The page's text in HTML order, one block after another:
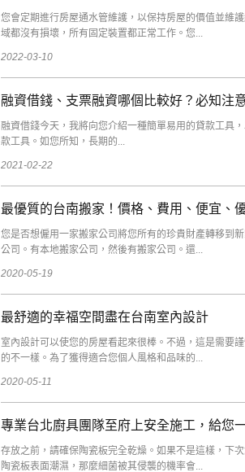
您會定期進行房屋通水管維護，以保持房屋的價值並維
域都沒有損壞，所有固定裝置都正常工作。您...
2022-03-10
融資借錢、支票融資哪個比較好？必知注
融資借錢今天，我將向您介紹一種簡單易用的貸款工具
款工具。如您所知，長期的...
2021-02-22
最優質的台南搬家！價格、費用、便宜、
您是否想僱用一家搬家公司將您所有的珍貴財產轉移到
公司。有本地搬家公司，然後有搬家公司。還...
2020-05-19
最舒適的幸福空間盡在台南室內設計
室內設計可以使您的房屋看起來很棒。不過，這是需要
的不一樣。為了獲得適合您個人風格和品味的...
2020-05-11
專業台北廚具團隊至府上安全施工，給您
存放之前，請確保陶瓷板完全乾燥。如果不是這樣，下
陶瓷板表面潮濕，那麼細菌被其侵襲的機率會...